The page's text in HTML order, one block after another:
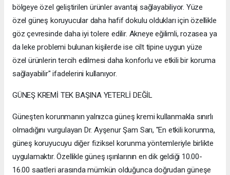
bölgeye özel geliştirilen ürünler avantaj sağlayabiliyor. Yüze
özel güneş koruyucular daha hafif dokulu oldukları için özellikle
göz çevresinde daha iyi tolere edilir. Akneye eğilimli, rozasea ya
da leke problemi bulunan kişilerde ise cilt tipine uygun yüze
özel ürünlerin tercih edilmesi daha konforlu ve etkili bir koruma
sağlayabilir" ifadelerini kullanıyor.
GÜNEŞ KREMİ TEK BAŞINA YETERLİ DEĞİL
Güneşten korunmanın yalnızca güneş kremi kullanmakla sınırlı
olmadığını vurgulayan Dr. Ayşenur Şam Sarı, "En etkili korunma,
güneş koruyucuyu diğer fiziksel korunma yöntemleriyle birlikte
uygulamaktır. Özellikle güneş ışınlarının en dik geldiği 10.00-
16.00 saatleri arasında mümkün olduğunca doğrudan güneşe